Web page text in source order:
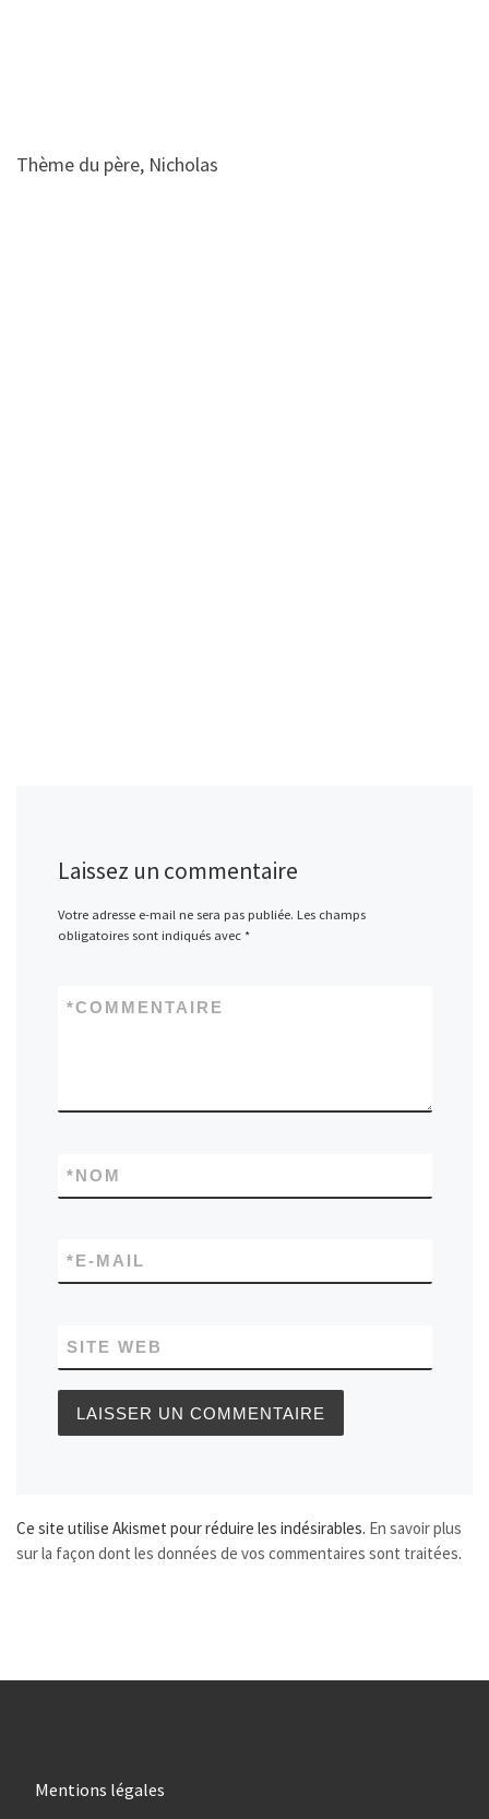
Thème du père, Nicholas
Laissez un commentaire
Votre adresse e-mail ne sera pas publiée. Les champs
obligatoires sont indiqués avec *
COMMENTAIRE
*
NOM
*
E-MAIL
*
SITE WEB
Ce site utilise Akismet pour réduire les indésirables. En savoir plus
sur la façon dont les données de vos commentaires sont traitées.
Mentions légales